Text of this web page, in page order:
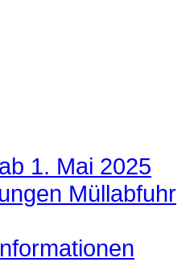
1. Mai 2025
Müllabfuhr